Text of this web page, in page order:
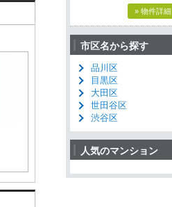
» 物件詳細
市区名から探す
品川区
目黒区
大田区
世田谷区
渋谷区
人気のマンション